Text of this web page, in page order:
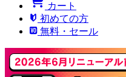
カート
初めての方
無料・セール